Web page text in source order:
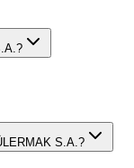
S.A.?